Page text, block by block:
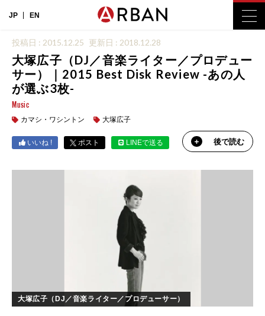
JP EN
投稿日 : 2015.12.25 更新日 : 2018.12.28
大塚広子（DJ／音楽ライター／プロデュー
サー）｜2015 Best Disk Review -あの人
が選ぶ3枚-
Music
カマシ・ワシントン 大塚広子
いいね ! ポスト LINEで送る 後で読む
大塚広子（DJ／音楽ライター／プロデューサー）